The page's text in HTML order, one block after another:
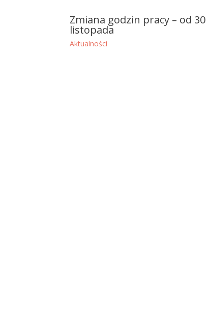
Zmiana godzin pracy – od 30
listopada
Aktualności